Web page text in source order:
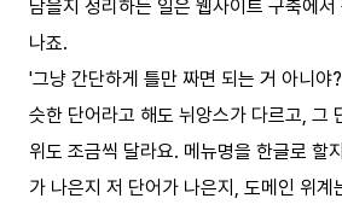
담을지 정리하는 일은 웹사이트 구축에
나죠.
'그냥 간단하게 틀만 짜면 되는 거 아니야
슷한 단어라고 해도 뉘앙스가 다르고, 그
위도 조금씩 달라요. 메뉴명을 한글로 할
가 나은지 저 단어가 나은지, 도메인 위계